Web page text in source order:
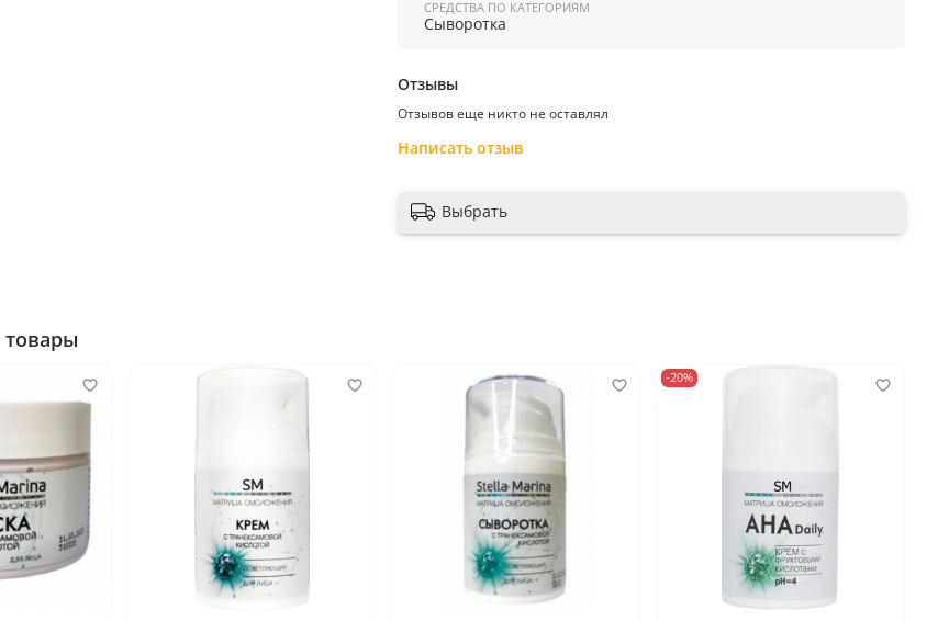
производителя. Избегайте области вокруг глаз и губ.
СРЕДСТВА ПО КАТЕГОРИЯМ
Сыворотка
Отзывы
Отзывов еще никто не оставлял
Написать отзыв
Выбрать
-20%